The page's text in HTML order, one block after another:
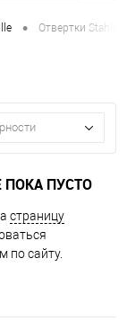
• Отвертки
ПУСТО
страницу
по сайту.